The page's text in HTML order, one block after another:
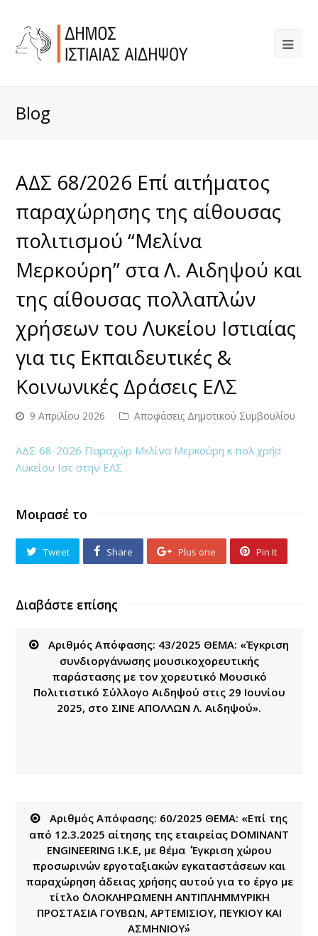
Blog
ΑΔΣ 68/2026 Επί αιτήματος
παραχώρησης της αίθουσας
πολιτισμού “Μελίνα
Μερκούρη” στα Λ. Αιδηψού και
της αίθουσας πολλαπλών
χρήσεων του Λυκείου Ιστιαίας
για τις Εκπαιδευτικές &
Κοινωνικές Δράσεις ΕΛΣ
9 Απριλίου 2026 Αποφάσεις Δημοτικού Συμβουλίου
ΑΔΣ 68-2026 Παραχώρ Μελίνα Μερκούρη κ πολ χρήσ
Λυκείου Ιστ στην ΕΛΣ
Μοιρασέ το
Tweet Share Plus one Pin It
Διαβάστε επίσης
Αριθμός Απόφασης: 43/2025 ΘΕΜΑ: «Έγκριση
συνδιοργάνωσης μουσικοχορευτικής
παράστασης με τον χορευτικό Μουσικό
Πολιτιστικό Σύλλογο Αιδηψού στις 29 Ιουνίου
2025, στο ΣΙΝΕ ΑΠΟΛΛΩΝ Λ. Αιδηψού».
Αριθμός Απόφασης: 60/2025 ΘΕΜΑ: «Επί της
από 12.3.2025 αίτησης της εταιρείας DOMINANT
ENGINEERING Ι.Κ.Ε, με θέμα ΄΄ Έγκριση χώρου
προσωρινών εργοταξιακών εγκαταστάσεων και
παραχώρηση άδειας χρήσης αυτού για το έργο με
τίτλο ΄΄ΟΛΟΚΛΗΡΩΜΕΝΗ ΑΝΤΙΠΛΗΜΜΥΡΙΚΗ
ΠΡΟΣΤΑΣΙΑ ΓΟΥΒΩΝ, ΑΡΤΕΜΙΣΙΟΥ, ΠΕΥΚΙΟΥ ΚΑΙ
ΑΣΜΗΝΙΟΥ΄΄»